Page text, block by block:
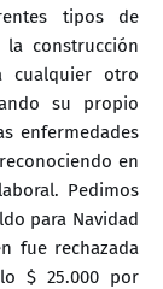
tipos de
construcción
cualquier otro
su propio
enfermedades
en
Pedimos
para Navidad
fue rechazada
$ 25.000 por